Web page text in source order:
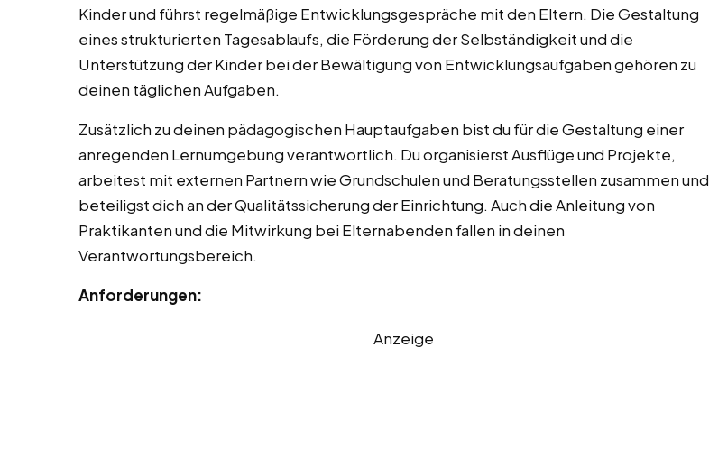
Kinder und führst regelmäßige Entwicklungsgespräche mit den Eltern. Die Gestaltung
eines strukturierten Tagesablaufs, die Förderung der Selbständigkeit und die
Unterstützung der Kinder bei der Bewältigung von Entwicklungsaufgaben gehören zu
deinen täglichen Aufgaben.
Zusätzlich zu deinen pädagogischen Hauptaufgaben bist du für die Gestaltung einer
anregenden Lernumgebung verantwortlich. Du organisierst Ausflüge und Projekte,
arbeitest mit externen Partnern wie Grundschulen und Beratungsstellen zusammen und
beteiligst dich an der Qualitätssicherung der Einrichtung. Auch die Anleitung von
Praktikanten und die Mitwirkung bei Elternabenden fallen in deinen
Verantwortungsbereich.
Anforderungen:
Anzeige